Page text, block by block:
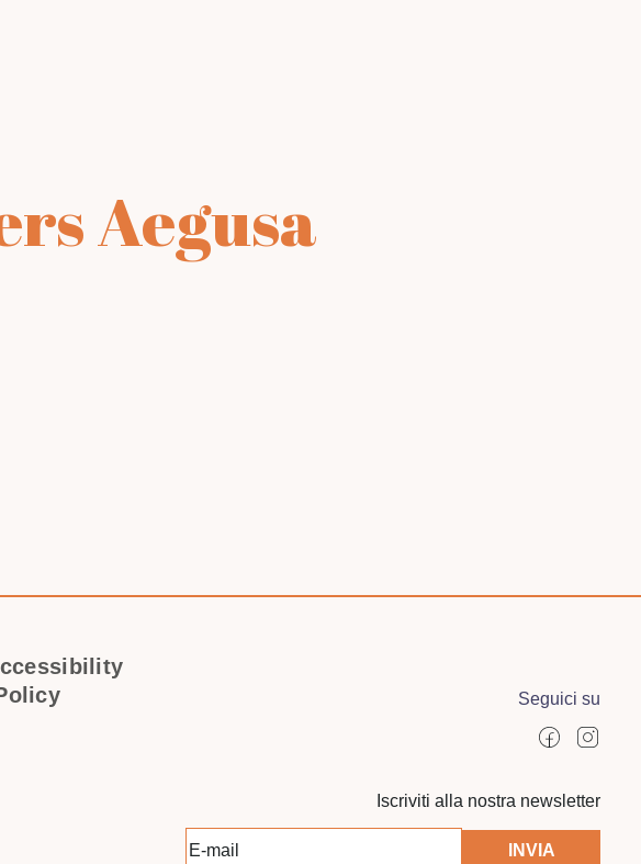
Aegusa
Seguici su
Iscriviti alla nostra newsletter